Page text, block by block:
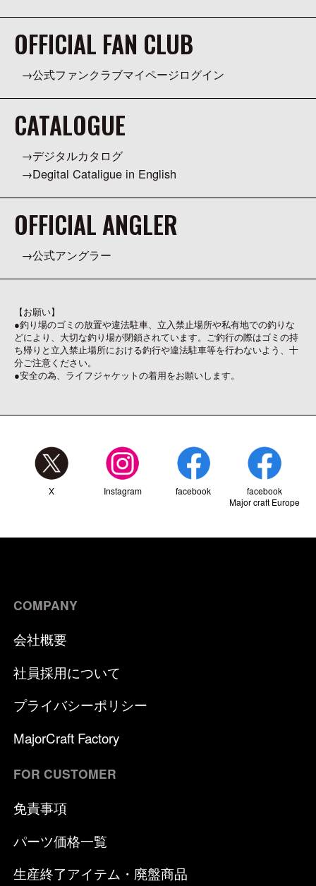
OFFICIAL FAN CLUB
公式ファンクラブマイページログイン
CATALOGUE
デジタルカタログ
Degital Cataligue in English
OFFICIAL ANGLER
公式アングラー
【お願い】
●釣り場のゴミの放置や違法駐車、立入禁止場所や私有地での釣りな
どにより、大切な釣り場が閉鎖されています。ご釣行の際はゴミの持
ち帰りと立入禁止場所における釣行や違法駐車等を行わないよう、十
分ご注意ください。
●安全の為、ライフジャケットの着用をお願いします。
X Instagram facebook
facebook
Major craft Europe
COMPANY
会社概要
社員採用について
プライバシーポリシー
MajorCraft Factory
FOR CUSTOMER
免責事項
パーツ価格一覧
生産終了アイテム・廃盤商品